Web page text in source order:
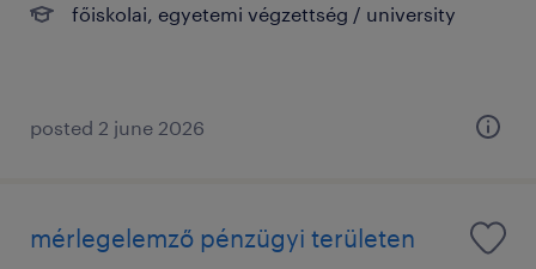
főiskolai, egyetemi végzettség / university
posted 2 june 2026
mérlegelemző pénzügyi területen